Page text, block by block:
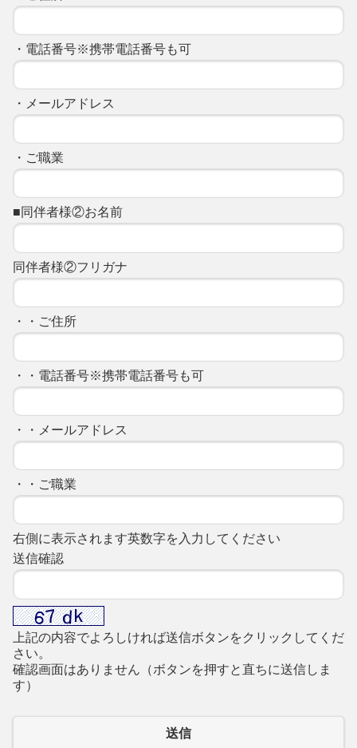
・電話番号※携帯電話番号も可
・メールアドレス
・ご職業
■同伴者様②お名前
同伴者様②フリガナ
・・ご住所
・・電話番号※携帯電話番号も可
・・メールアドレス
・・ご職業
右側に表示されます英数字を入力してください
送信確認
上記の内容でよろしければ送信ボタンをクリックしてくだ
さい。
確認画面はありません（ボタンを押すと直ちに送信しま
す）
送信